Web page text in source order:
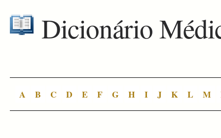
Dicionário
A B C D E F G H I J K L M